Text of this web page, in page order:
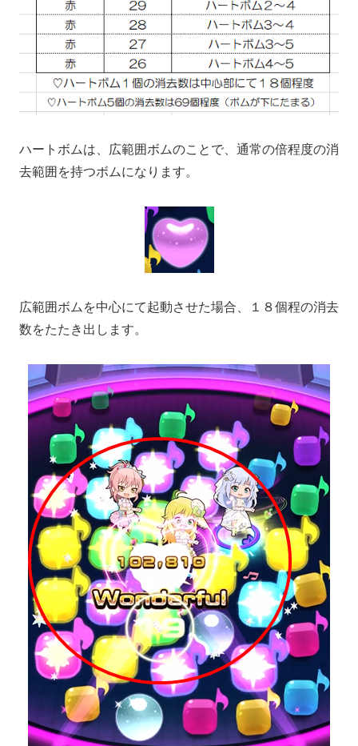
ハートボムは、広範囲ボムのことで、通常の倍程度の消
去範囲を持つボムになります。
広範囲ボムを中心にて起動させた場合、１８個程の消去
数をたたき出します。